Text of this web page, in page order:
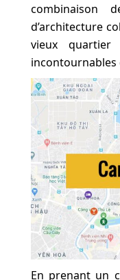
combinaison
d’architecture
vieux
incontournables
En prenant un